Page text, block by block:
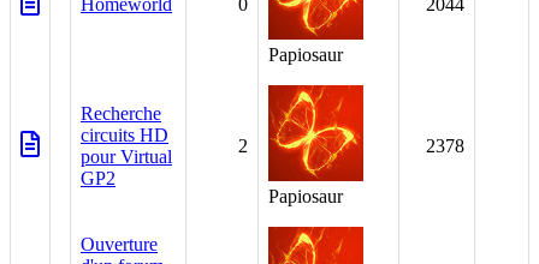
Homeworld 0
Papiosaur
2044
Recherche
circuits HD
pour Virtual
GP2
2
Papiosaur
2378
Ouverture